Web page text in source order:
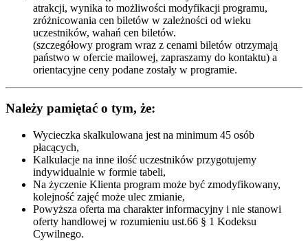
atrakcji, wynika to możliwości modyfikacji programu,
zróżnicowania cen biletów w zależności od wieku
uczestników, wahań cen biletów.
(szczegółowy program wraz z cenami biletów otrzymają
państwo w ofercie mailowej, zapraszamy do kontaktu) a
orientacyjne ceny podane zostały w programie.
Należy pamiętać o tym, że:
Wycieczka skalkulowana jest na minimum 45 osób
płacących,
Kalkulacje na inne ilość uczestników przygotujemy
indywidualnie w formie tabeli,
Na życzenie Klienta program może być zmodyfikowany,
kolejność zajęć może ulec zmianie,
Powyższa oferta ma charakter informacyjny i nie stanowi
oferty handlowej w rozumieniu ust.66 § 1 Kodeksu
Cywilnego.